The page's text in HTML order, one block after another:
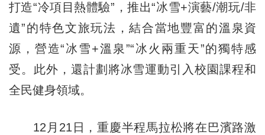
打造“冷項目熱體驗”，推出“冰雪+演藝/潮玩/非
遺”的特色文旅玩法，結合當地豐富的溫泉資
源，營造“冰雪+溫泉”“冰火兩重天”的獨特感
受。此外，還計劃將冰雪運動引入校園課程和
全民健身領域。
12月21日，重慶半程馬拉松將在巴濱路激